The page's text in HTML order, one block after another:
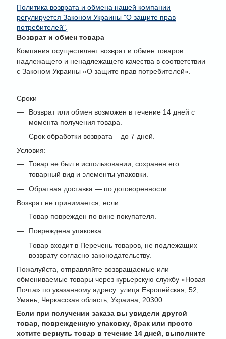
Политика возврата и обмена нашей компании
регулируется Законом Украины "О защите прав
потребителей"
Возврат и обмен товара
Компания осуществляет возврат и обмен товаров
надлежащего и ненадлежащего качества в соответствии
с Законом Украины «О защите прав потребителей».
Сроки
Возврат или обмен возможен в течение 14 дней с
момента получения товара.
Срок обработки возврата – до 7 дней.
Условия:
Товар не был в использовании, сохранен его
товарный вид и элементы упаковки.
Обратная доставка — по договоренности
Возврат не принимается, если:
Товар поврежден по вине покупателя.
Повреждена упаковка.
Товар входит в Перечень товаров, не подлежащих
возврату согласно законодательству.
Пожалуйста, отправляйте возвращаемые или
обмениваемые товары через курьерскую службу «Новая
Почта» по указанному адресу: улица Европейская, 52,
Умань, Черкасская область, Украина, 20300
Если при получении заказа вы увидели другой
товар, поврежденную упаковку, брак или просто
хотите вернуть товар в течение 14 дней, выполните